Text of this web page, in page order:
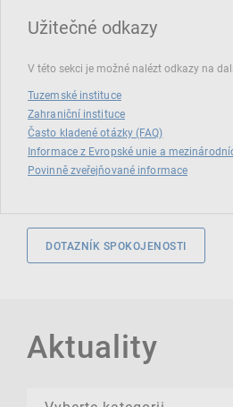
Užitečné odkazy
V této sekci je možné nalézt odkazy na
Tuzemské instituce
Zahraniční instituce
Často kladené otázky (FAQ)
Informace z Evropské unie a
Povinně zveřejňované informace
DOTAZNÍK SPOKOJENOSTI
Aktuality